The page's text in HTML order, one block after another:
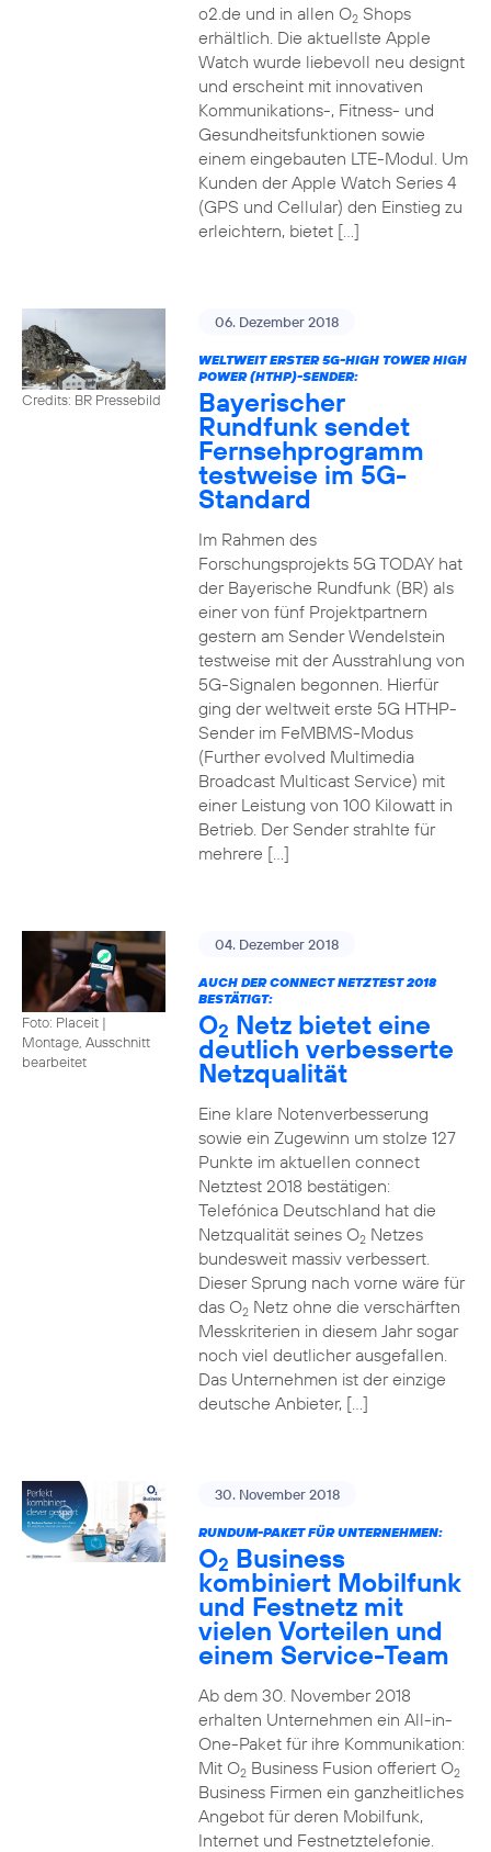
o2.de und in allen O2Shops
erhältlich. Die aktuellste Apple
Watch wurde liebevoll neu designt
und erscheint mit innovativen
Kommunikations-, Fitness- und
Gesundheitsfunktionen sowie
einem eingebauten LTE-Modul. Um
Kunden der Apple Watch Series 4
(GPS und Cellular) den Einstieg zu
erleichtern, bietet […]
Credits: BR Pressebild
06. Dezember 2018
WELTWEIT ERSTER 5G-HIGH TOWER HIGH
POWER (HTHP)-SENDER:
Bayerischer
Rundfunk sendet
Fernsehprogramm
testweise im 5G-
Standard
Im Rahmen des
Forschungsprojekts 5G TODAY hat
der Bayerische Rundfunk (BR) als
einer von fünf Projektpartnern
gestern am Sender Wendelstein
testweise mit der Ausstrahlung von
5G-Signalen begonnen. Hierfür
ging der weltweit erste 5G HTHP-
Sender im FeMBMS-Modus
(Further evolved Multimedia
Broadcast Multicast Service) mit
einer Leistung von 100 Kilowatt in
Betrieb. Der Sender strahlte für
mehrere […]
Foto: Placeit |
Montage, Ausschnitt
bearbeitet
04. Dezember 2018
AUCH DER CONNECT NETZTEST 2018
BESTÄTIGT:
O2 Netz bietet eine
deutlich verbesserte
Netzqualität
Eine klare Notenverbesserung
sowie ein Zugewinn um stolze 127
Punkte im aktuellen connect
Netztest 2018 bestätigen:
Telefónica Deutschland hat die
Netzqualität seines O2Netzes
bundesweit massiv verbessert.
Dieser Sprung nach vorne wäre für
das O2Netz ohne die verschärften
Messkriterien in diesem Jahr sogar
noch viel deutlicher ausgefallen.
Das Unternehmen ist der einzige
deutsche Anbieter, […]
30. November 2018
RUNDUM-PAKET FÜR UNTERNEHMEN:
O2 Business
kombiniert Mobilfunk
und Festnetz mit
vielen Vorteilen und
einem Service-Team
Ab dem 30. November 2018
erhalten Unternehmen ein All-in-
One-Paket für ihre Kommunikation:
Mit O2Business Fusion offeriert O2
Business Firmen ein ganzheitliches
Angebot für deren Mobilfunk,
Internet und Festnetztelefonie.